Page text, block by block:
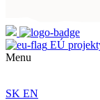
EÚ
Menu
SK EN